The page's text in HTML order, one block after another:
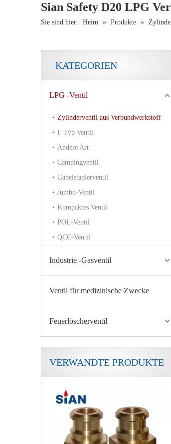
Sian Safety D20 LPG
Sie sind hier: Heim » Produkte »
KATEGORIEN
LPG -Ventil
Zylinderventil aus Verbundwerkstoff
F-Typ Ventil
Andere Art
Campingventil
Gabelstaplerventil
Jumbo-Ventil
Kompaktes Ventil
POL-Ventil
QCC-Ventil
Industrie -Gasventil
Ventil für medizinische Zwecke
Feuerlöscherventil
VERWANDTE PRODUKTE